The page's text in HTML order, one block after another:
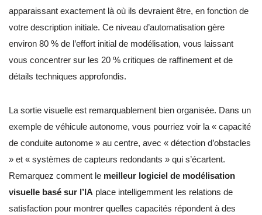
apparaissant exactement là où ils devraient être, en fonction de
votre description initiale. Ce niveau d’automatisation gère
environ 80 % de l’effort initial de modélisation, vous laissant
vous concentrer sur les 20 % critiques de raffinement et de
détails techniques approfondis.
La sortie visuelle est remarquablement bien organisée. Dans un
exemple de véhicule autonome, vous pourriez voir la « capacité
de conduite autonome » au centre, avec « détection d’obstacles
» et « systèmes de capteurs redondants » qui s’écartent.
Remarquez comment le meilleur logiciel de modélisation
visuelle basé sur l’IA place intelligemment les relations de
satisfaction pour montrer quelles capacités répondent à des